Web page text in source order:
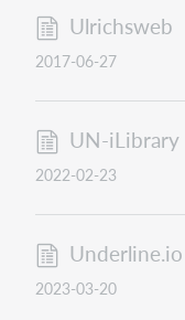
Ulrichsweb
2017-06-27
UN-iLibrary
2022-02-23
Underline.io
2023-03-20